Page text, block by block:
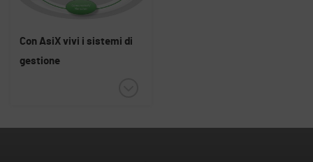
Con AsiX vivi i sistemi di
gestione